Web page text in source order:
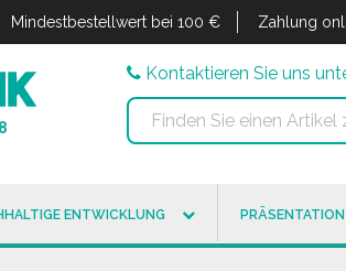
Mindestbestellwert bei 100 € Zahlung
Kontaktieren Sie uns
ENTWICKLUNG PRÄSENTATION